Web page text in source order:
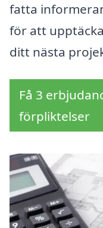
fatta
för att
ditt nästa
Få 3
förpliktelser